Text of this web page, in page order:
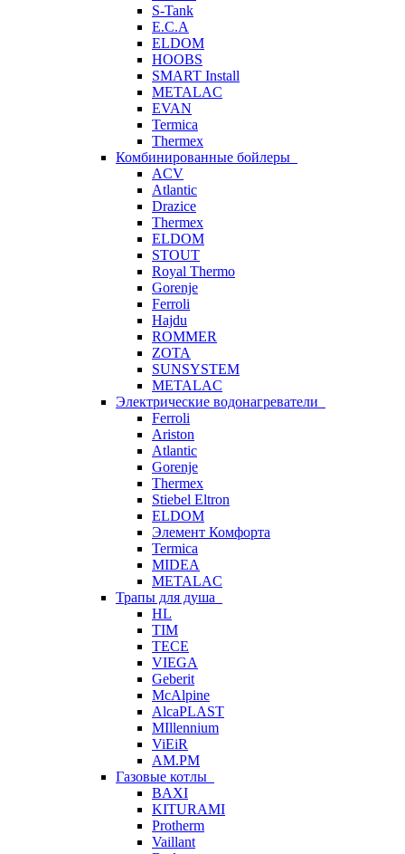
S-Tank
E.C.A
ELDOM
HOOBS
SMART Install
METALAC
EVAN
Termica
Thermex
Комбинированные бойлеры
ACV
Atlantic
Drazice
Thermex
ELDOM
STOUT
Royal Thermo
Gorenje
Ferroli
Hajdu
ROMMER
ZOTA
SUNSYSTEM
METALAC
Электрические водонагреватели
Ferroli
Ariston
Atlantic
Gorenje
Thermex
Stiebel Eltron
ELDOM
Элемент Комфорта
Termica
MIDEA
METALAC
Трапы для душа
HL
TIM
TECE
VIEGA
Geberit
McAlpine
AlcaPLAST
MIllennium
ViEiR
AM.PM
Газовые котлы
BAXI
KITURAMI
Protherm
Vaillant